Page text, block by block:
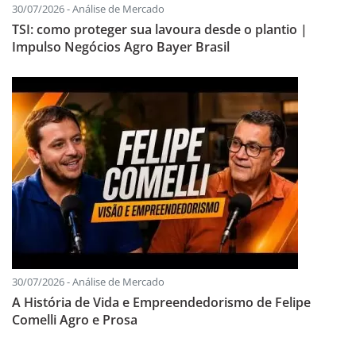
30/07/2026 - Análise de Mercado
TSI: como proteger sua lavoura desde o plantio |
Impulso Negócios Agro Bayer Brasil
30/07/2026 - Análise de Mercado
A História de Vida e Empreendedorismo de Felipe
Comelli Agro e Prosa